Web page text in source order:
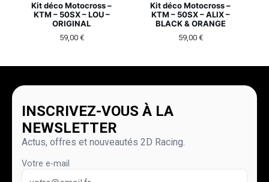
Kit déco Motocross –
KTM – 50SX – LOU –
ORIGINAL
59,00 €
Kit déco Motocross –
KTM – 50SX – ALIX –
BLACK & ORANGE
59,00 €
INSCRIVEZ-VOUS À LA
NEWSLETTER
Actus, offres et nouveautés 2D Racing.
Votre e-mail